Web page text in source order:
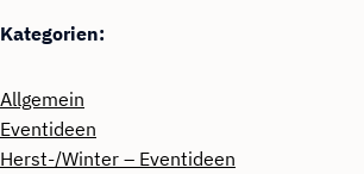
Kategorien:
Allgemein
Eventideen
Herst-/Winter – Eventideen